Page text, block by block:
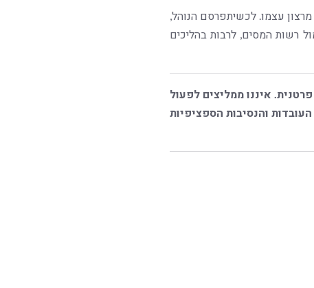
עצמו. לכשיתפרסם הנוהל,
רשות המסים, לרבות בהליכים
איננו ממליצים לפעול
והנסיבות הספציפיות